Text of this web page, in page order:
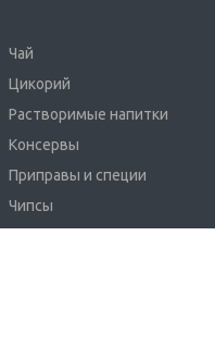
Чай
Цикорий
Растворимые напитки
Консервы
Приправы и специи
Чипсы